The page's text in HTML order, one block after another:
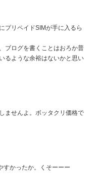
プリペイドSIMが手に入るら
ブログを書くことはおろか普
るような余裕はないかと思い
ませんよ。ボッタクリ価格で
すかったか。くそーーー